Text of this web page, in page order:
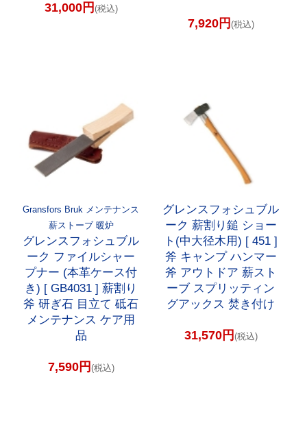
31,000円 (税込)
7,920円 (税込)
Gransfors Bruk メンテナンス
薪ストーブ 暖炉
グレンスフォシュブル
ーク ファイルシャー
プナー (本革ケース付
き) [ GB4031 ] 薪割り
斧 研ぎ石 目立て 砥石
メンテナンス ケア用
品
7,590円 (税込)
グレンスフォシュブル
ーク 薪割り鎚 ショー
ト(中大径木用) [ 451 ]
斧 キャンプ ハンマー
斧 アウトドア 薪スト
ーブ スプリッティン
グアックス 焚き付け
31,570円 (税込)